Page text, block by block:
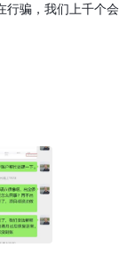
行骗，我们上千个会